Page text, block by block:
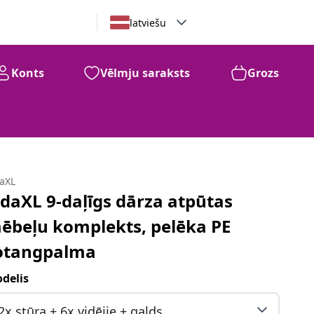
latviešu
Konts Vēlmju saraksts Grozs
9-daļīgs dārza atpūtas
komplekts, pelēka PE